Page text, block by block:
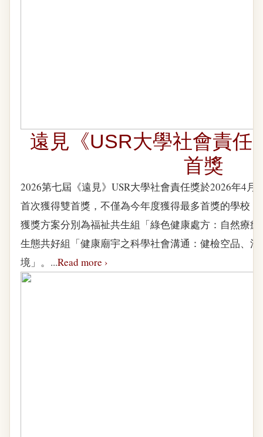
遠見《USR大學社會責任
首獎
2026第七屆《遠見》USR大學社會責任獎於2026年4
首次獲得雙首獎，不僅為今年度獲得最多首獎的學校
獲獎方案分別為福祉共生組「綠色健康處方：自然療
生態共好組「健康廟宇之科學社會溝通：健檢空品、
境」。...Read more ›